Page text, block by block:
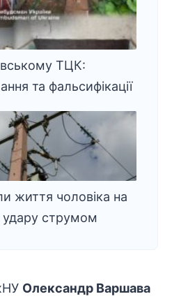
ТЦК:
та фальсифікації
життя чоловіка на
удару струмом
Олександр Варшава